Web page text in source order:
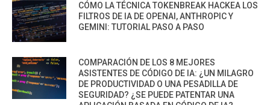
CÓMO LA TÉCNICA TOKENBREAK HACKEA LOS
FILTROS DE IA DE OPENAI, ANTHROPIC Y
GEMINI: TUTORIAL PASO A PASO
COMPARACIÓN DE LOS 8 MEJORES
ASISTENTES DE CÓDIGO DE IA: ¿UN MILAGRO
DE PRODUCTIVIDAD O UNA PESADILLA DE
SEGURIDAD? ¿SE PUEDE PATENTAR UNA